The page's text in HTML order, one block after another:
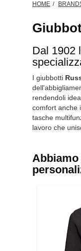
HOME
Dal 1902
I giubbotti
rendendoli
comfort anche
tasche
lavoro che